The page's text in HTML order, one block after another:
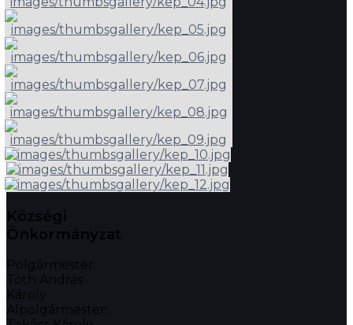
Községi
Önkormányzat
Polgármester:
Tóth András
Károly
Alpolgármester: